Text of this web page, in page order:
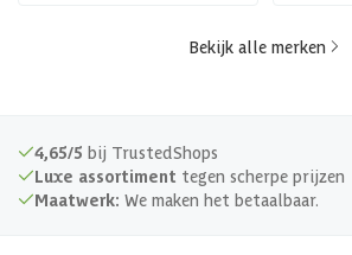
Bekijk alle merken
4,65/5 bij TrustedShops
Luxe assortiment tegen scherpe prijzen
Maatwerk: We maken het betaalbaar.